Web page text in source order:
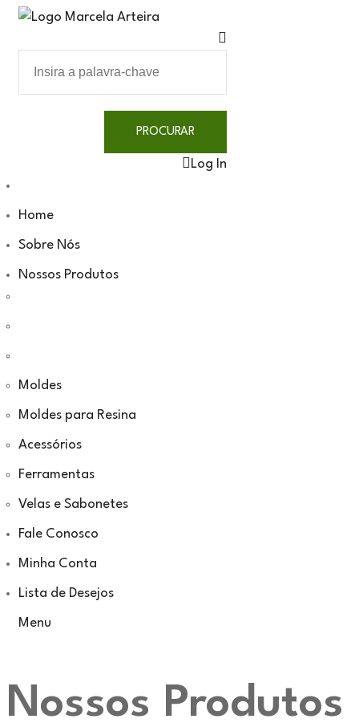
Log In
Home
Sobre Nós
Nossos Produtos
Moldes
Moldes para Resina
Acessórios
Ferramentas
Velas e Sabonetes
Fale Conosco
Minha Conta
Lista de Desejos
Menu
Nossos Produtos